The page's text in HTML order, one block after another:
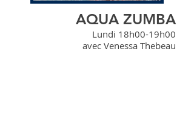
AQUA ZUMBA
Lundi 18h00-19h00
avec Venessa Thebeau